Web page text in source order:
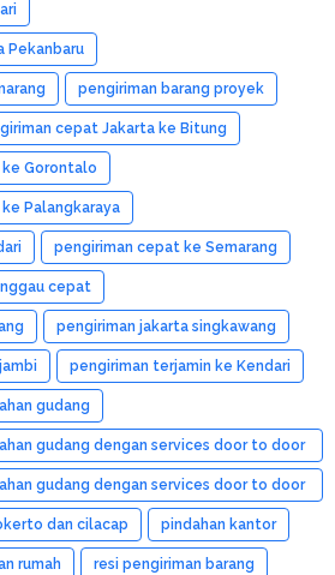
Pekanbaru
pengiriman barang proyek
cepat Jakarta ke Bitung
Gorontalo
Palangkaraya
pengiriman cepat ke Semarang
cepat
pengiriman jakarta singkawang
pengiriman terjamin ke Kendari
gudang
gudang dengan services door to door
gudang dengan services door to door
dan cilacap pindahan kantor
rumah resi pengiriman barang